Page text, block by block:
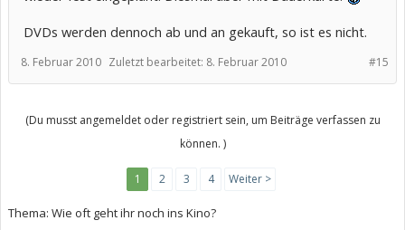
DVDs werden dennoch ab und an gekauft, so ist es nicht.
#15
8. Februar 2010 Zuletzt bearbeitet: 8. Februar 2010
(Du musst angemeldet oder registriert sein, um Beiträge verfassen zu
können. )
1 2 3 4 Weiter >
Thema: Wie oft geht ihr noch ins Kino?